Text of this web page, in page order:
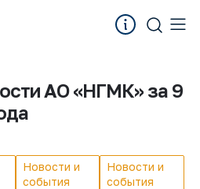
АО «НГМК» за 9
Новости и
события
Новости и
события